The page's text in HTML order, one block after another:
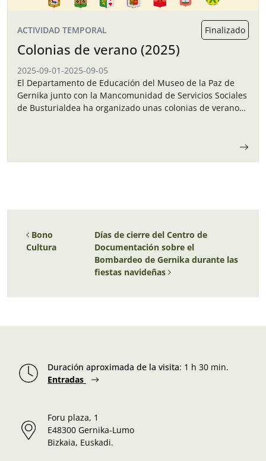
ACTIVIDAD TEMPORAL Finalizado
Colonias de verano (2025)
2025-09-01-2025-09-05
El Departamento de Educación del Museo de la Paz de
Gernika junto con la Mancomunidad de Servicios Sociales
de Busturialdea ha organizado unas colonias de verano
Navegación de entradas
Bono
Cultura
Días de cierre del Centro de
Documentación sobre el
Bombardeo de Gernika durante las
fiestas navideñas
Duración aproximada de la visita: 1 h 30 min.
Entradas
Foru plaza, 1
E48300 Gernika-Lumo
Bizkaia, Euskadi.